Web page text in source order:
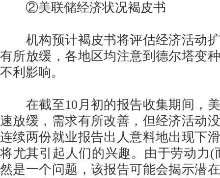
②美联储经济状况褐皮书
机构预计褐皮书将评估经济活动扩
有所放缓，各地区均注意到德尔塔变
不利影响。
在截至10月初的报告收集期间，美
速放缓，需求有所改善，但经济活动
连续两份就业报告出人意料地出现下
将尤其引起人们的兴趣。由于劳动力(
然是一个问题，该报告可能会揭示潜